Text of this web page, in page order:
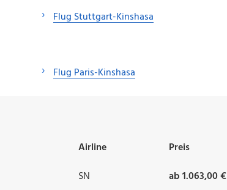
Flug Stuttgart-Kinshasa
Flug Paris-Kinshasa
Airline Preis
SN ab 1.063,00 €